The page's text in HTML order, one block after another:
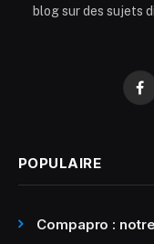
blog sur des sujets
POPULAIRE
Compapro :